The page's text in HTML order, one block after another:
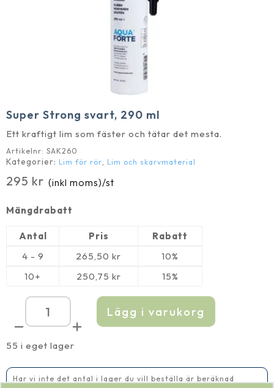
Super Strong svart, 290 ml
Ett kraftigt lim som fäster och tätar det mesta.
Artikelnr: SAK260
Kategorier: Lim för rör, Lim och skarvmaterial
295 kr (inkl moms)/st
Mängdrabatt
Antal Pris
Rabatt
4 - 9
265,50 kr
10%
10+
250,75 kr 15%
55 i eget lager
Super
Strong
290
ml
Lägg i varukorg
Har vi inte det antal i lager du vill beställa är beräknad